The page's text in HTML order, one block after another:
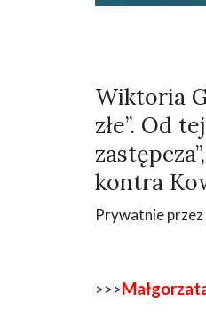
Wiktoria
złe”. Od
kontra
Prywatnie przez
>>>